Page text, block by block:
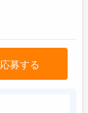
)
募する